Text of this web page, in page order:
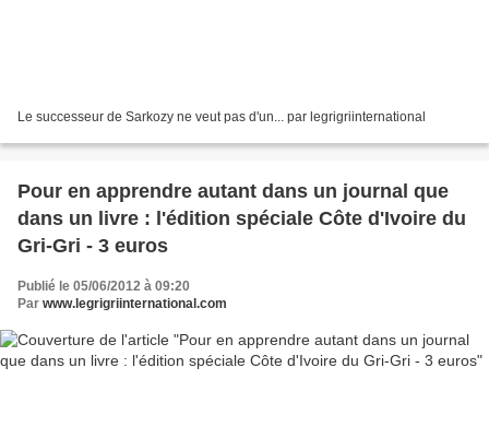
Le successeur de Sarkozy ne veut pas d'un... par legrigriinternational
Pour en apprendre autant dans un journal que
dans un livre : l'édition spéciale Côte d'Ivoire du
Gri-Gri - 3 euros
Publié le 05/06/2012 à 09:20
Par www.legrigriinternational.com